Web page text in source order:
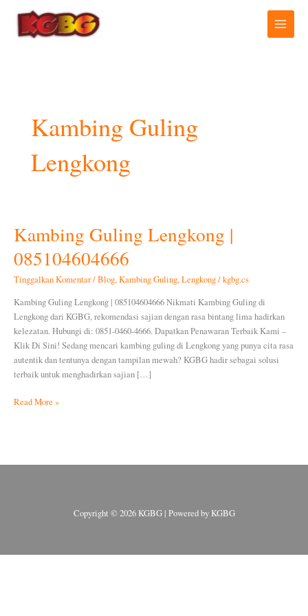
konten
Kambing Guling
Lengkong
Kambing Guling Lengkong |
085104604666
Tinggalkan Komentar/Blog,Kambing Guling,Lengkong/kgbg.cs
Kambing Guling Lengkong | 085104604666 Nikmati Kambing Guling di
Lengkong dari KGBG, rekomendasi sajian dengan rasa bintang lima hadirkan
kelezatan. Hubungi di: 0851-0460-4666. Dapatkan Penawaran Terbaik Kami –
Klik Di Sini! Sedang mencari kambing guling di Lengkong yang punya cita rasa
autentik dan tentunya dengan tampilan mewah? KGBG hadir sebagai solusi
terbaik untuk menghadirkan sajian […]
Kambing
Guling
Lengkong
085104604666
Read More »
Copyright © 2026 KGBG | Powered by KGBG